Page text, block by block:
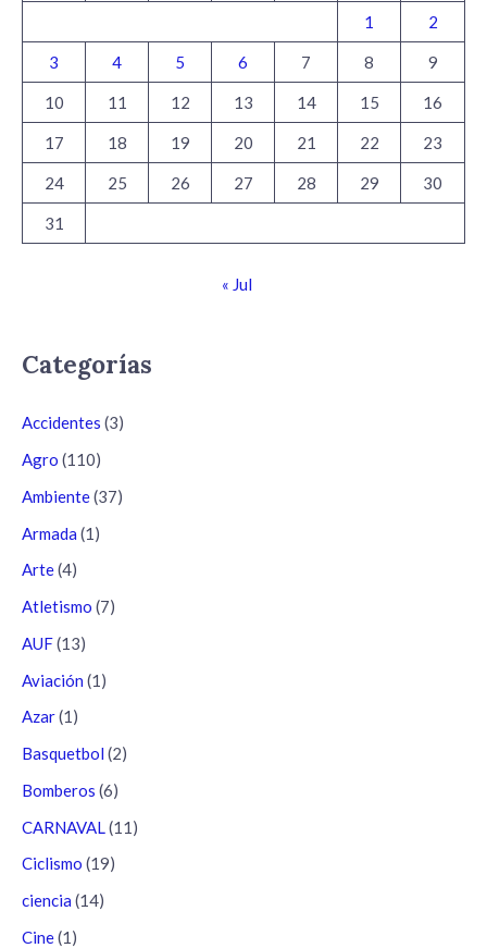
1 2
3 4 5 6 7 8 9
10 11 12 13 14 15 16
17 18 19 20 21 22 23
24 25 26 27 28 29 30
31
« Jul
Categorías
Accidentes (3)
Agro (110)
Ambiente(37)
Armada (1)
Arte(4)
Atletismo (7)
AUF(13)
Aviación (1)
Azar(1)
Basquetbol (2)
Bomberos (6)
CARNAVAL(11)
Ciclismo (19)
ciencia (14)
Cine(1)